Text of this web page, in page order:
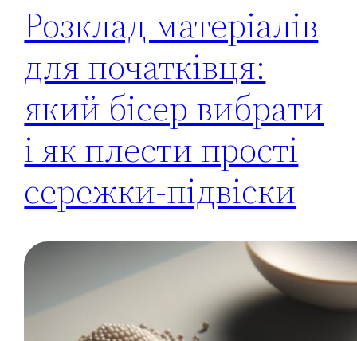
Розклад матеріалів
для початківця:
який бісер вибрати
і як плести прості
сережки-підвіски